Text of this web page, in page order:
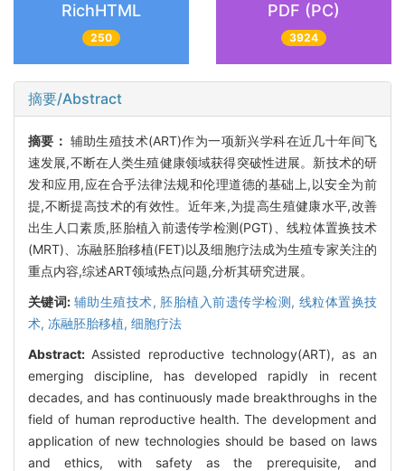
RichHTML
250
PDF (PC)
3924
摘要/Abstract
摘要： 辅助生殖技术(ART)作为一项新兴学科在近几十年间飞
速发展,不断在人类生殖健康领域获得突破性进展。新技术的研
发和应用,应在合乎法律法规和伦理道德的基础上,以安全为前
提,不断提高技术的有效性。近年来,为提高生殖健康水平,改善
出生人口素质,胚胎植入前遗传学检测(PGT)、线粒体置换技术
(MRT)、冻融胚胎移植(FET)以及细胞疗法成为生殖专家关注的
重点内容,综述ART领域热点问题,分析其研究进展。
关键词: 辅助生殖技术, 胚胎植入前遗传学检测, 线粒体置换技
术, 冻融胚胎移植, 细胞疗法
Abstract: Assisted reproductive technology(ART), as an
emerging discipline, has developed rapidly in recent
decades, and has continuously made breakthroughs in the
field of human reproductive health. The development and
application of new technologies should be based on laws
and ethics, with safety as the prerequisite, and